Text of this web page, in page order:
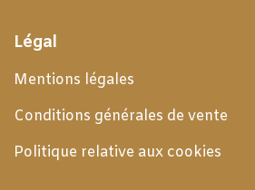
Légal
Mentions légales
Conditions générales de vente
Politique relative aux cookies